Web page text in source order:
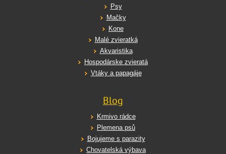
Psy
Mačky
Kone
Malé zvieratká
Akvaristika
Hospodárske zvieratá
Vtáky a papagáje
Blog
Krmivo rádce
Plemena psů
Bojujeme s parazity
Chovatelská výbava